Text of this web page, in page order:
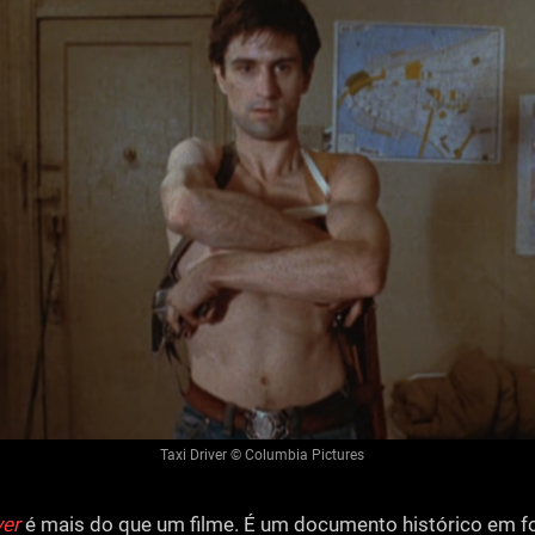
Taxi Driver © Columbia Pictures
é mais do que um filme. É um documento histórico em